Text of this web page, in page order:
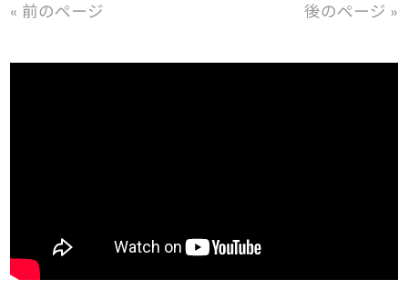
« 前のページ 後のページ »